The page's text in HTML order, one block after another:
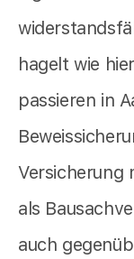
hagelt wie
passieren in
Versicherung
als
auch